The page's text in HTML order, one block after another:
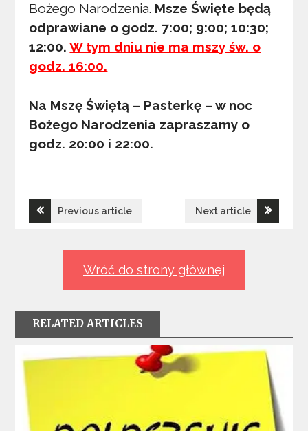
Bożego Narodzenia. Msze Święte będą
odprawiane o godz. 7:00; 9:00; 10:30;
12:00.W tym dniu nie ma mszy św. o
godz. 16:00.
Na Mszę Świętą – Pasterkę – w noc
Bożego Narodzenia zapraszamy o
godz. 20:00 i 22:00.
Nawigacja
Previous article Next article
Wróć do strony głównej
RELATED ARTICLES